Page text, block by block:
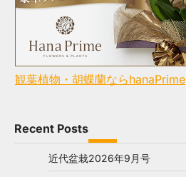
観葉植物・胡蝶蘭ならhanaPrime
Recent Posts
近代盆栽2026年9月号